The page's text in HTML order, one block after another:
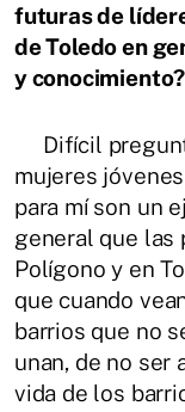
futuras de
de Toledo en
y conocimiento?
Difícil
mujeres
para mí son un
general que las
Polígono y en
que cuando
barrios que no
unan, de no ser
vida de los